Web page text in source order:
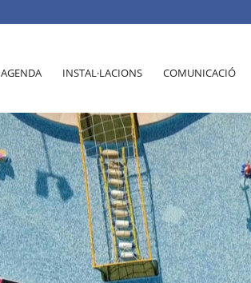
AGENDA INSTAL·LACIONS COMUNICACIÓ